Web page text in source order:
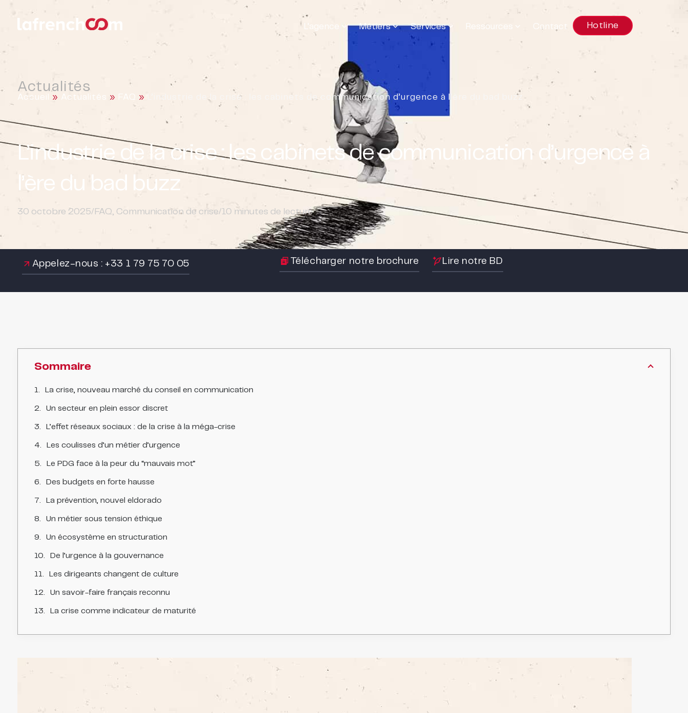
L’agence Métiers Services Ressources Contact Hotline
Actualités
Accueil » Actualités » FAQ » L’industrie de la crise : les cabinets de communication d’urgence à l’ère du bad buzz
L’industrie de la crise : les cabinets de communication d’urgence à
l’ère du bad buzz
30 octobre 2025/ FAQ, Communication de crise/10 minutes de lecture
Appelez-nous : +33 1 79 75 70 05 Télécharger notre brochure Lire notre BD
Sommaire
La crise, nouveau marché du conseil en communication
Un secteur en plein essor discret
L’effet réseaux sociaux : de la crise à la méga-crise
Les coulisses d’un métier d’urgence
Le PDG face à la peur du “mauvais mot”
Des budgets en forte hausse
La prévention, nouvel eldorado
Un métier sous tension éthique
Un écosystème en structuration
De l’urgence à la gouvernance
Les dirigeants changent de culture
Un savoir-faire français reconnu
La crise comme indicateur de maturité